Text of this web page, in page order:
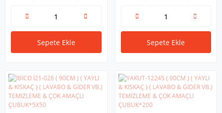
Sepete Ekle Sepete Ekle